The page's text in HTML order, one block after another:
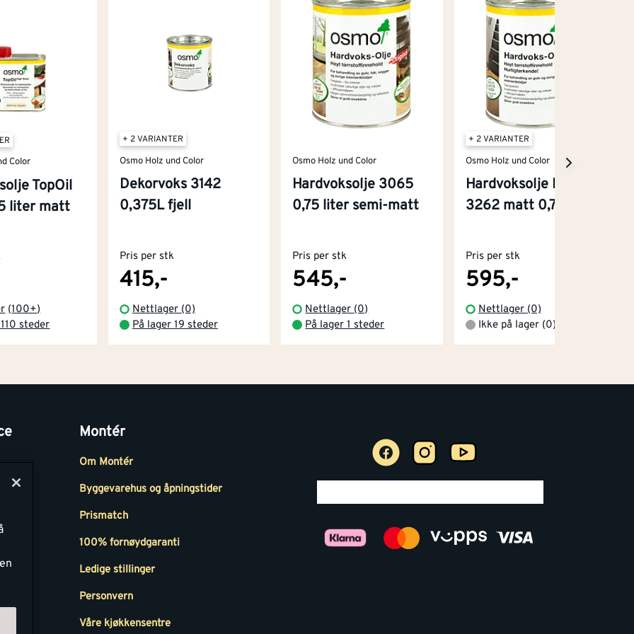
Color
TopOil
liter matt
(100+)
steder
+ 2 VARIANTER
Osmo Holz und Color
Dekorvoks 3142
0,375L fjell
Pris per stk
415,-
Nettlager (0)
På lager 19 steder
Osmo Holz und Color
Hardvoksolje 3065
0,75 liter semi-matt
Pris per stk
545,-
Nettlager (0)
På lager 1 steder
+ 2 VARIANTER
Osmo Holz und Color
Hardvoksolje Rapid
3262 matt 0,75 liter
Pris per stk
595,-
Nettlager (0)
Ikke på lager (0)
Montér
Om Montér
Byggevarehus og åpningstider
Prismatch
100% fornøydgaranti
Ledige stillinger
Personvern
Våre kjøkkensentre